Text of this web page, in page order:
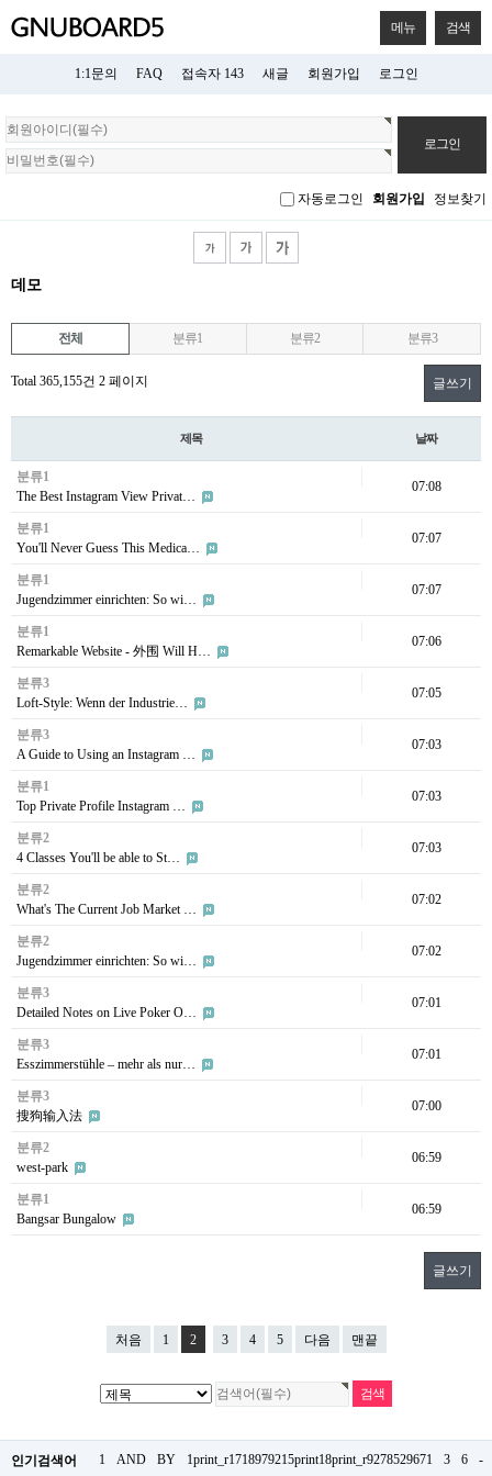
메뉴 검색
1:1문의 FAQ 접속자 143 새글 회원가입 로그인
회
원
로
자동로그인 회원가입 정보찾기
데모
전체 분류1 분류2 분류3
Total 365,155건 2 페이지 글쓰기
제목 날짜
분류1
The Best Instagram View Privat…
07:08
분류1
You'll Never Guess This Medica…
07:07
분류1
Jugendzimmer einrichten: So wi…
07:07
분류1
Remarkable Website - 外围 Will H…
07:06
분류3
Loft-Style: Wenn der Industrie…
07:05
분류3
A Guide to Using an Instagram …
07:03
분류1
Top Private Profile Instagram …
07:03
분류2
4 Classes You'll be able to St…
07:03
분류2
What's The Current Job Market …
07:02
분류2
Jugendzimmer einrichten: So wi…
07:02
분류3
Detailed Notes on Live Poker O…
07:01
분류3
Esszimmerstühle – mehr als nur…
07:01
분류3
搜狗输入法
07:00
분류2
west-park
06:59
분류1
Bangsar Bungalow
06:59
글쓰기
처음 1 2 3 4 5 다음 맨끝
인기검색어 1 AND BY 1print_r1718979215print18print_r9278529671 3 6 -